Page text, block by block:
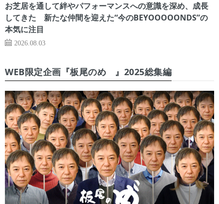
お芝居を通して絆やパフォーマンスへの意識を深め、成長
してきた 新たな仲間を迎えた“今のBEYOOOOONDS”の
本気に注目
2026.08.03
WEB限定企画『板尾のめ゙』2025総集編